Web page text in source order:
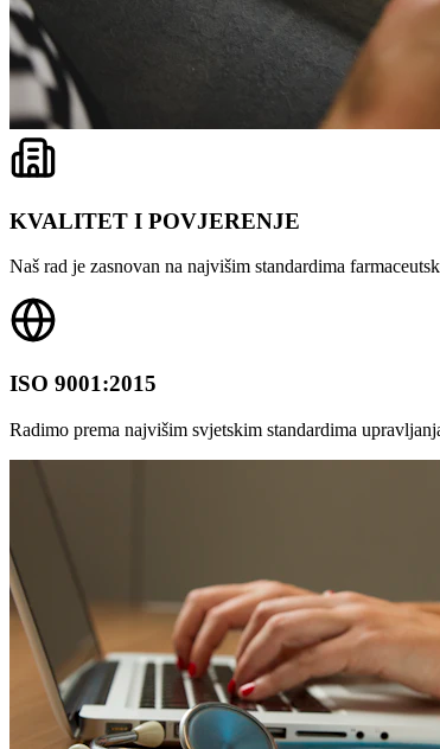
KVALITET I POVJERENJE
Naš rad je zasnovan na najvišim standardima
ISO 9001:2015
Radimo prema najvišim svjetskim standardima